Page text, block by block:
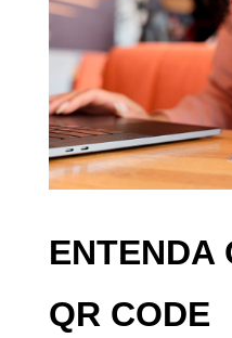
ENTENDA
QR CODE